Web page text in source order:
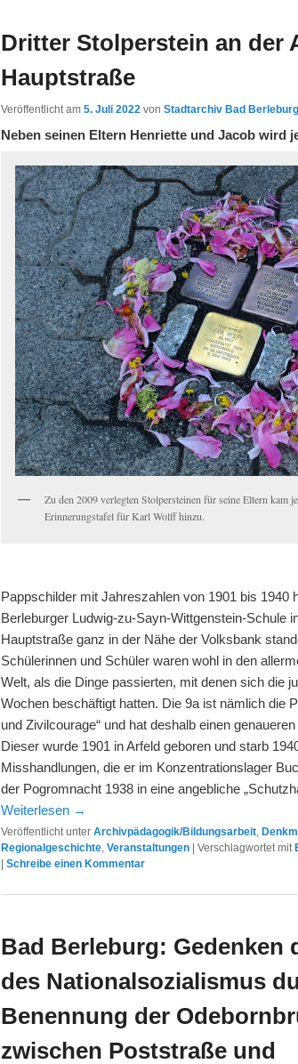
Dritter Stolperstein an der
Hauptstraße
Veröffentlicht am5. Juli 2022 vonStadtarchiv Bad Berleburg
Neben seinen Eltern Henriette und Jacob wird
Zu den 2009 verlegten Stolpersteinen für seine Eltern kam
Erinnerungstafel für Karl Wolff hinzu.
Pappschilder mit Jahreszahlen von 1901 bis 1940
Berleburger Ludwig-zu-Sayn-Wittgenstein-Schule
Hauptstraße ganz in der Nähe der Volksbank
Schülerinnen und Schüler waren wohl in den
Welt, als die Dinge passierten, mit denen sich die
Wochen beschäftigt hatten. Die 9a ist nämlich die
und Zivilcourage“ und hat deshalb einen
Dieser wurde 1901 in Arfeld geboren und starb
Misshandlungen, die er im Konzentrationslager
der Pogromnacht 1938 in eine angebliche
Weiterlesen →
Veröffentlicht unter Archivpädagogik/Bildungsarbeit,
Regionalgeschichte,Veranstaltungen |Verschlagwortet mit
|Schreibe einen Kommentar
Bad Berleburg: Gedenken
des Nationalsozialismus
Benennung der
zwischen Poststraße und